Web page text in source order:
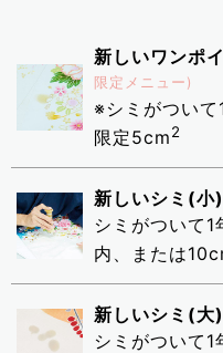
新しいワンポ
限定メニュー)
※シミがついて
限定5cm2
新しいシミ(小)
シミがついて1
内、または
新しいシミ(大)
シミがついて1